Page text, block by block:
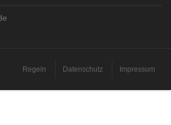
Regeln Datenschutz Impressum